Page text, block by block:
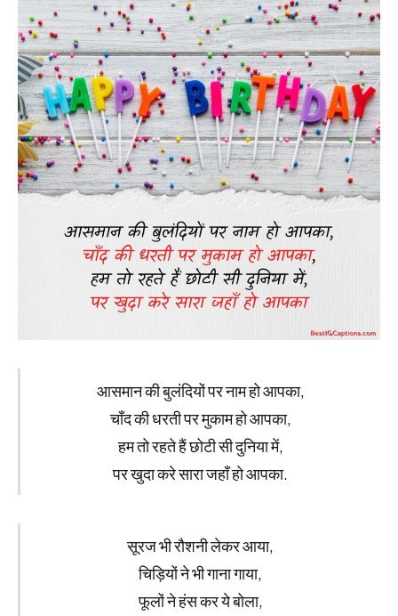
आसमान की बुलंदियों पर नाम हो आपका,
चाँद की धरती पर मुकाम हो आपका,
हम तो रहते हैं छोटी सी दुनिया में,
पर खुदा करे सारा जहाँ हो आपका.
सूरज भी रौशनी लेकर आया,
चिड़ियों ने भी गाना गाया,
फूलों ने हंस कर ये बोला,